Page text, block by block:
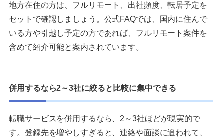
地方在住の方は、フルリモート、出社頻度、転居予定を
セットで確認しましょう。公式FAQでは、国内に住んで
いる方や引越し予定の方であれば、フルリモート案件を
含めて紹介可能と案内されています。
併用するなら2～3社に絞ると比較に集中できる
転職サービスを併用するなら、2～3社ほどが現実的で
す。登録先を増やしすぎると、連絡や面談に追われて、